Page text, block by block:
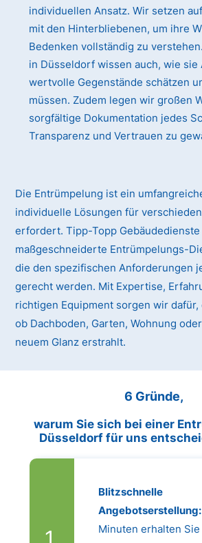
individuellen Ansatz. Wir setzen
mit den Hinterbliebenen, um ihre
Bedenken vollständig zu
in Düsseldorf wissen auch, wie
wertvolle Gegenstände schätzen
müssen. Zudem legen wir großen
sorgfältige Dokumentation jedes
Transparenz und Vertrauen zu
Die Entrümpelung ist ein
individuelle Lösungen für
erfordert. Tipp-Topp
maßgeschneiderte Entrümpelungs-
die den spezifischen Anforderungen
gerecht werden. Mit Expertise,
richtigen Equipment sorgen wir dafür,
ob Dachboden, Garten, Wohnung
neuem Glanz erstrahlt.
6 Gründe,
warum Sie sich bei einer
Düsseldorf für uns
Blitzschnelle
Angebotserstellung:
Minuten erhalten Sie